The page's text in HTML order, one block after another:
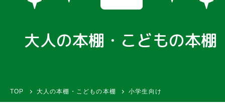
読み聞かせ・出前授業
スタジオ見学
ハロー
子育て応援隊！
お問い合わせ
大人の本棚・こどもの本棚
TOP 大人の本棚・こどもの本棚 小学生向け